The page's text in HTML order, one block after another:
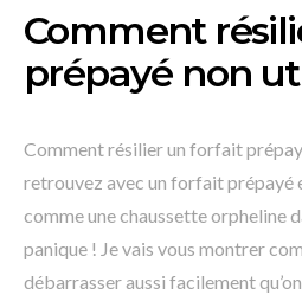
Comment
prépayé non
Comment résilier un forfait
retrouvez avec un forfait prépayé
comme une chaussette orpheline
panique ! Je vais vous montrer
débarrasser aussi facilement